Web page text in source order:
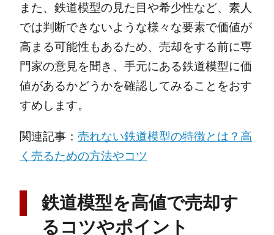
また、鉄道模型の見た目や希少性など、素人
では判断できないような様々な要素で価値が
高まる可能性もあるため、売却をする前に専
門家の意見を聞き、手元にある鉄道模型に価
値があるかどうかを確認してみることをおす
すめします。
関連記事： 売れない鉄道模型の特徴とは？高
く売るための方法やコツ
鉄道模型を高値で売却す
るコツやポイント